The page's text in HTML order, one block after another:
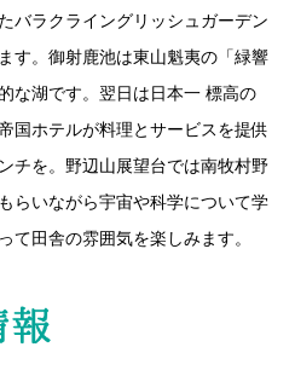
バラクライングリッシュガーデン
す。御射鹿池は東山魁夷の「緑響
な湖です。翌日は日本一 標高の
国ホテルが料理とサービスを提供
チを。野辺山展望台では南牧村野
らいながら宇宙や科学について学
て田舎の雰囲気を楽しみます。